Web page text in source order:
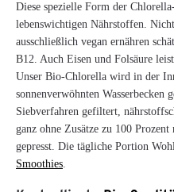
Diese spezielle Form der
lebenswichtigen Nährstoffen.
ausschließlich vegan ernähren
B12. Auch Eisen und Folsäure
Unser Bio-Chlorella wird in der
sonnenverwöhnten Wasserbecken
Siebverfahren gefiltert,
ganz ohne Zusätze zu 100
gepresst. Die tägliche Portion
Smoothies.